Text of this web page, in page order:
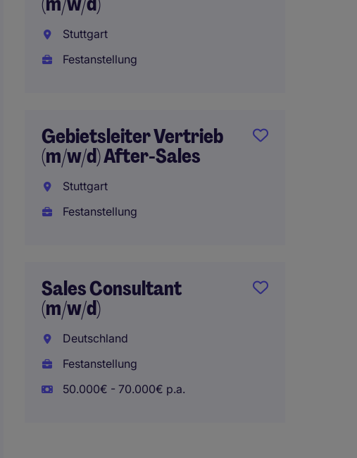
Stuttgart
Festanstellung
Gebietsleiter Vertrieb
(m/w/d) After-Sales
Stuttgart
Festanstellung
Sales Consultant
(m/w/d)
Deutschland
Festanstellung
50.000€ - 70.000€ p.a.